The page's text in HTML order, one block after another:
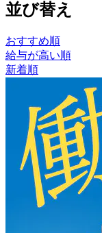
並び替え
おすすめ順
給与が高い順
新着順